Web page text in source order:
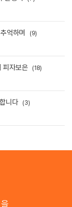
억하며 (9)
피자보은 (18)
니다 (3)